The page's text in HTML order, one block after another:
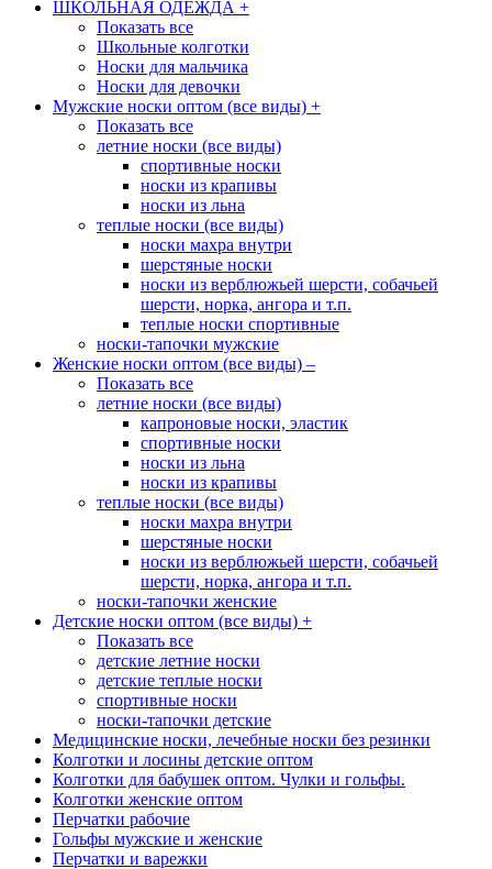
ШКОЛЬНАЯ ОДЕЖДА +
Показать все
Школьные колготки
Носки для мальчика
Носки для девочки
Мужские носки оптом (все виды) +
Показать все
летние носки (все виды)
спортивные носки
носки из крапивы
носки из льна
теплые носки (все виды)
носки махра внутри
шерстяные носки
носки из верблюжьей шерсти, собачьей
шерсти, норка, ангора и т.п.
теплые носки спортивные
носки-тапочки мужские
Женские носки оптом (все виды) –
Показать все
летние носки (все виды)
капроновые носки, эластик
спортивные носки
носки из льна
носки из крапивы
теплые носки (все виды)
носки махра внутри
шерстяные носки
носки из верблюжьей шерсти, собачьей
шерсти, норка, ангора и т.п.
носки-тапочки женские
Детские носки оптом (все виды) +
Показать все
детские летние носки
детские теплые носки
спортивные носки
носки-тапочки детские
Медицинские носки, лечебные носки без резинки
Колготки и лосины детские оптом
Колготки для бабушек оптом. Чулки и гольфы.
Колготки женские оптом
Перчатки рабочие
Гольфы мужские и женские
Перчатки и варежки